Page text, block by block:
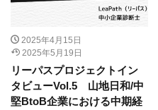
2025年4月15日
2025年5月19日
リーパスプロジェクトイン
タビューVol.5 山地日和/中
堅BtoB企業における中期経